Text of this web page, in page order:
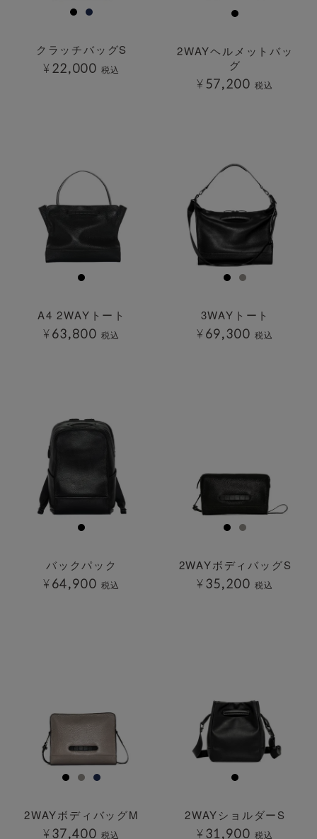
クラッチバッグS
¥ 22,000 税込
2WAYヘルメットバッ
グ
¥ 57,200 税込
A4 2WAYトート
¥63,800 税込
3WAYトート
¥69,300 税込
バックパック
¥64,900 税込
2WAYボディバッグS
¥35,200 税込
2WAYボディバッグM
¥37,400 税込
2WAYショルダーS
¥31,900 税込